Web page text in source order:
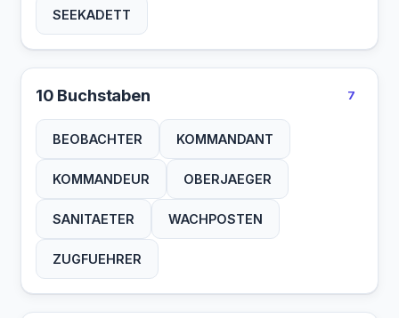
SEEKADETT
10 Buchstaben 7
BEOBACHTER KOMMANDANT
KOMMANDEUR OBERJAEGER
SANITAETER WACHPOSTEN
ZUGFUEHRER